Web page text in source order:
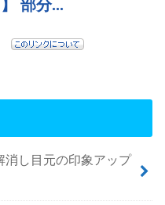
消し目元の印象アップ